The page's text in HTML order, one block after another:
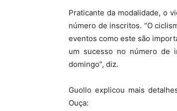
Praticante da modalidade, o
número de inscritos. “O
eventos como este são
um sucesso no número de
domingo”, diz.
Guollo explicou mais
Ouça: